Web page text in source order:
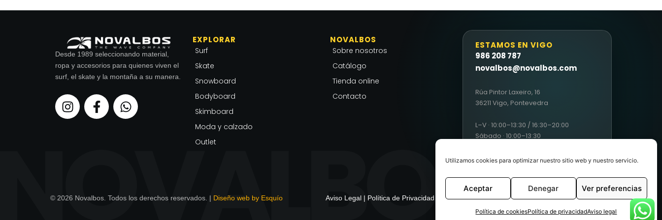
Utilizamos cookies para optimizar nuestro sitio web y nuestro servicio.
Aceptar Denegar Ver preferencias
Política de cookiesPolítica de privacidadAviso legal
Desde 1989 seleccionando material,
ropa y accesorios para quienes viven el
surf, el skate y la montaña a su manera.
I
n
s
m
F
a
c
-
W
h
a
EXPLORAR
Surf
Skate
Snowboard
Bodyboard
Skimboard
Moda y calzado
Outlet
NOVALBOS
Sobre nosotros
Catálogo
Tienda online
Contacto
ESTAMOS EN VIGO
986 208 787
novalbos@novalbos.com
Rúa Pintor Laxeiro, 16
36211 Vigo, Pontevedra
L–V · 10:00–13:30 / 16:30–20:00
Sábado · 10:00–13:30
© 2026 Novalbos. Todos los derechos reservados. | Diseño web by Esquío Aviso Legal | Política de Privacidad Condiciones generales de ventas|Políticas de cookies